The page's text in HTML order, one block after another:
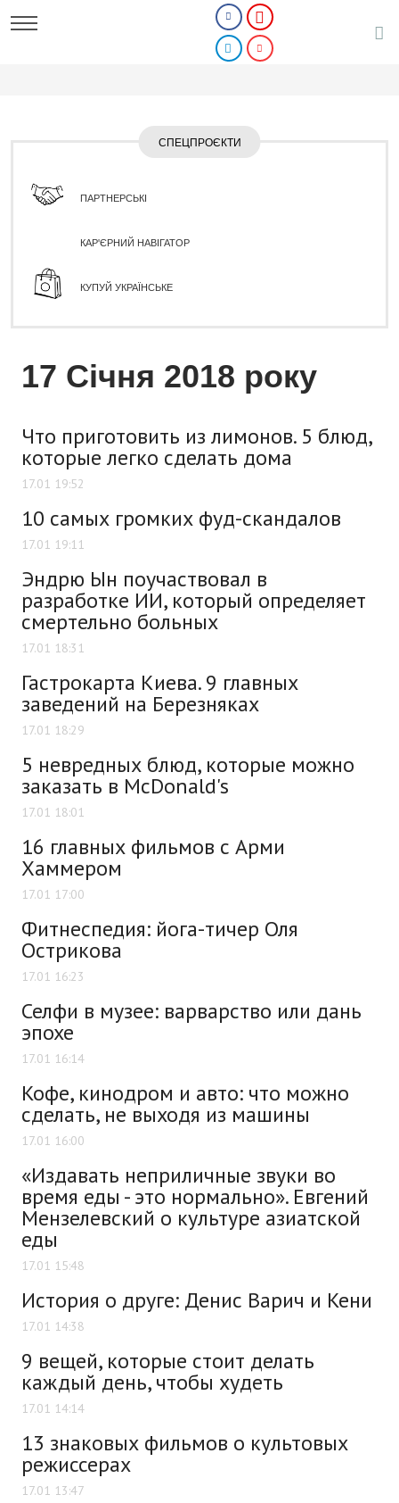
СПЕЦПРОЄКТИ
ПАРТНЕРСЬКІ
КАР'ЄРНИЙ НАВІГАТОР
КУПУЙ УКРАЇНСЬКЕ
17 Січня 2018 року
Что приготовить из лимонов. 5 блюд,
которые легко сделать дома
17.01 19:52
10 самых громких фуд-скандалов
17.01 19:11
Эндрю Ын поучаствовал в
разработке ИИ, который определяет
смертельно больных
17.01 18:31
Гастрокарта Киева. 9 главных
заведений на Березняках
17.01 18:29
5 невредных блюд, которые можно
заказать в McDonald's
17.01 18:01
16 главных фильмов с Арми
Хаммером
17.01 17:00
Фитнеспедия: йога-тичер Оля
Острикова
17.01 16:23
Селфи в музее: варварство или дань
эпохе
17.01 16:14
Кофе, кинодром и авто: что можно
сделать, не выходя из машины
17.01 16:00
«Издавать неприличные звуки во
время еды - это нормально». Евгений
Мензелевский о культуре азиатской
еды
17.01 15:48
История о друге: Денис Варич и Кени
17.01 14:38
9 вещей, которые стоит делать
каждый день, чтобы худеть
17.01 14:14
13 знаковых фильмов о культовых
режиссерах
17.01 13:47